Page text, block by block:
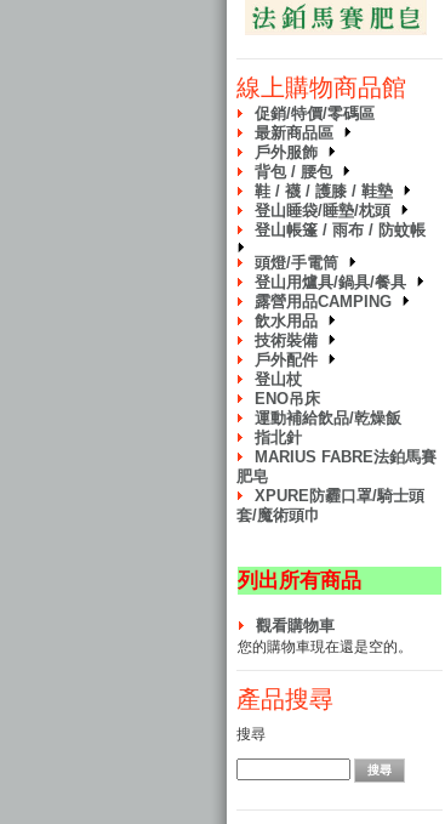
線上購物商品館
促銷/特價/零碼區
最新商品區
戶外服飾
背包 / 腰包
鞋 / 襪 / 護膝 / 鞋墊
登山睡袋/睡墊/枕頭
登山帳篷 / 雨布 / 防蚊帳
頭燈/手電筒
登山用爐具/鍋具/餐具
露營用品CAMPING
飲水用品
技術裝備
戶外配件
登山杖
ENO吊床
運動補給飲品/乾燥飯
指北針
MARIUS FABRE法鉑馬賽
肥皂
XPURE防霾口罩/騎士頭
套/魔術頭巾
列出所有商品
觀看購物車
您的購物車現在還是空的。
產品搜尋
搜尋